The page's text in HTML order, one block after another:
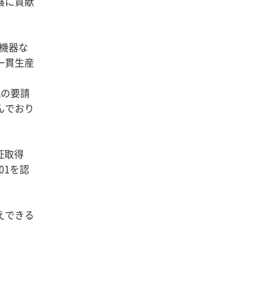
器な
貫生産
要請
でおり
取得
を認
できる